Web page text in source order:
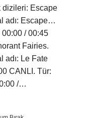
dizileri: Escape
adı: Escape…
/ 00:45
Fairies.
adı: Le Fate
CANLI. Tür:
/…